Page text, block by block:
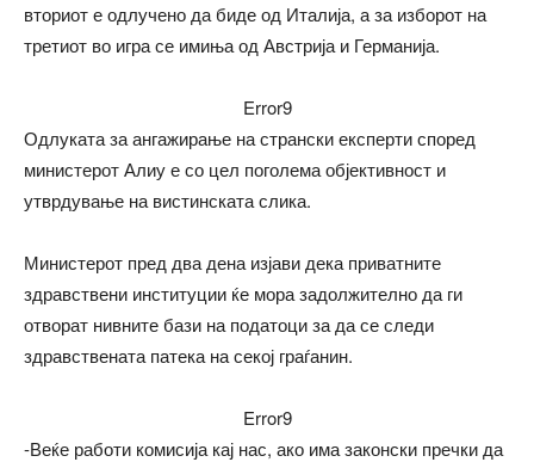
вториот е одлучено да биде од Италија, а за изборот на
третиот во игра се имиња од Австрија и Германија.
Error9
Одлуката за ангажирање на странски експерти според
министерот Алиу е со цел поголема објективност и
утврдување на вистинската слика.
Министерот пред два дена изјави дека приватните
здравствени институции ќе мора задолжително да ги
отворат нивните бази на податоци за да се следи
здравствената патека на секој граѓанин.
Error9
-Веќе работи комисија кај нас, ако има законски пречки да